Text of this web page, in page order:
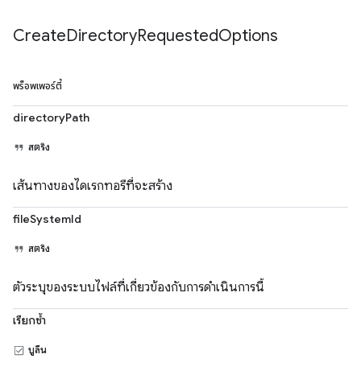
CreateDirectoryRequestedOptions
พร็อพเพอร์ตี้
directoryPath
สตริง
เส้นทางของไดเรกทอรีที่จะสร้าง
fileSystemId
สตริง
ตัวระบุของระบบไฟล์ที่เกี่ยวข้องกับการดำเนินการนี้
เรียกซ้ำ
บูลีน